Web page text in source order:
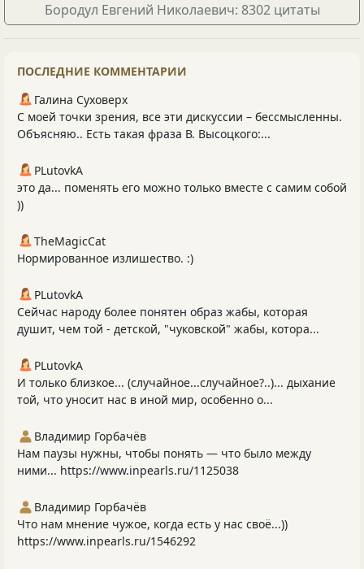
Бородул Евгений Николаевич: 8302 цитаты
ПОСЛЕДНИЕ КОММЕНТАРИИ
Галина Суховерх
С моей точки зрения, все эти дискуссии – бессмысленны.
Объясняю.. Есть такая фраза В. Высоцкого:...
PLutоvkА
это да... поменять его можно только вместе с самим собой
))
TheMagicCat
Нормированное излишество. :)
PLutоvkА
Сейчас народу более понятен образ жабы, которая
душит, чем той - детской, "чуковской" жабы, котора...
PLutоvkА
И только близкое... (случайное...случайное?..)... дыхание
той, что уносит нас в иной мир, особенно о...
Владимир Горбачёв
Нам паузы нужны, чтобы понять — что было между
ними... https://www.inpearls.ru/1125038
Владимир Горбачёв
Что нам мнение чужое, когда есть у нас своё...))
https://www.inpearls.ru/1546292